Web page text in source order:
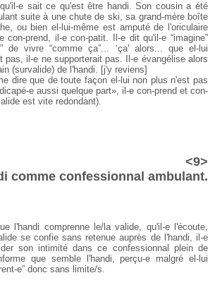
e sait ce qu'est être handi. Son cousin a été
suite à une chute de ski, sa grand-mère boîte
ou bien el-lui-même est amputé de l'oriculaire
con-prend, il-e con-patit. Il-e dit qu'il-e “imagine”
de vivre “comme ça”... ‘ça' alors... que el-lui
pas, il-e ne supporterait pas. Il-e évangélise alors
(survalide) de l'handi. [j'y reviens]
dire que de toute façon el-lui non plus n'est pas
e aussi quelque part», il-e con-prend et con-
est vite redondant).
<9>
comme confessionnal ambulant.
l'handi comprenne le/la valide, qu'il-e l'écoute,
se confie sans retenue auprès de l'handi, il-e
son intimité dans ce confessionnal plein de
que semble l'handi, perçu-e malgré el-lui
e” donc sans limite/s.